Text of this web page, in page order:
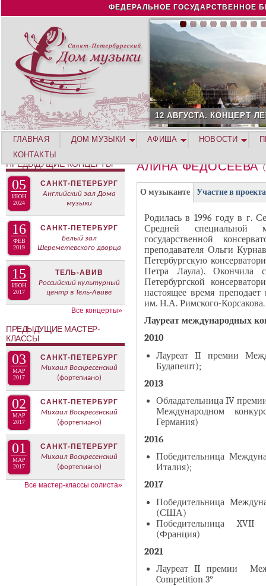
Jump to navigation
ФЕДЕРАЛЬНОЕ ГОСУДАРСТВЕННОЕ
12 АВГУСТА. КОНЦЕРТ
АЛИНА ФЕДОСЕЕВА
Г
У
П
П
А
В
Л
Д
О
С
Н
Л
О музыканте(
а
к
и
в
н
а
я
в
а
а
)
Участие в
Родилась в 1996 году в г.
Средней специальной
государственной
преподавателя Ольги
Петербургскую
Петра Лаула). Окончила с
Петербургской
настоящее время
им. Н.А. Римского-Корсакова.
Лауреат международных
2010
Лауреат II премии
Будапешт);
2013
Обладательница IV
Международном
Германия)
2016
Победительница
Италия);
2017
Победительница
(США)
Победительница XVII
(Франция)
2021
Лауреат II премии
Competition 3°
ГЛАВНАЯ ДОМ МУЗЫКИ АФИША НОВОСТИ
КОНТАКТЫ
ПРЕДЫДУЩИЕ КОНЦЕРТЫ
05
ИЮН
2024
САНКТ-ПЕТЕРБУРГ
Английский зал Дома
музыки
16
ФЕВ
2019
САНКТ-ПЕТЕРБУРГ
Белый зал
Шереметевского дворца
15
ИЮН
2017
ТЕЛЬ-АВИВ
Российский культурный
центр в Тель-Авиве
Все концерты»
ПРЕДЫДУЩИЕ МАСТЕР-
КЛАССЫ
03
МАР
2017
САНКТ-ПЕТЕРБУРГ
Михаил Воскресенский
(фортепиано)
02
МАР
2017
САНКТ-ПЕТЕРБУРГ
Михаил Воскресенский
(фортепиано)
01
МАР
2017
САНКТ-ПЕТЕРБУРГ
Михаил Воскресенский
(фортепиано)
Все мастер-классы солиста»